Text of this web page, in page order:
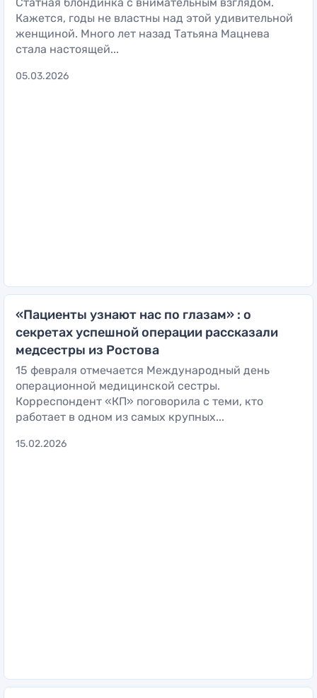
Кажется, годы не властны над этой удивительной
женщиной. Много лет назад Татьяна Мацнева
стала настоящей...
05.03.2026
«Пациенты узнают нас по глазам» : о
секретах успешной операции рассказали
медсестры из Ростова
15 февраля отмечается Международный день
операционной медицинской сестры.
Корреспондент «КП» поговорила с теми, кто
работает в одном из самых крупных...
15.02.2026